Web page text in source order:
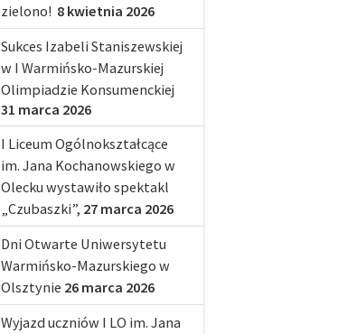
zielono! 8 kwietnia 2026
Sukces Izabeli Staniszewskiej
w I Warmińsko-Mazurskiej
Olimpiadzie Konsumenckiej
31 marca 2026
I Liceum Ogólnokształcące
im. Jana Kochanowskiego w
Olecku wystawiło spektakl
„Czubaszki”, 27 marca 2026
Dni Otwarte Uniwersytetu
Warmińsko-Mazurskiego w
Olsztynie 26 marca 2026
Wyjazd uczniów I LO im. Jana